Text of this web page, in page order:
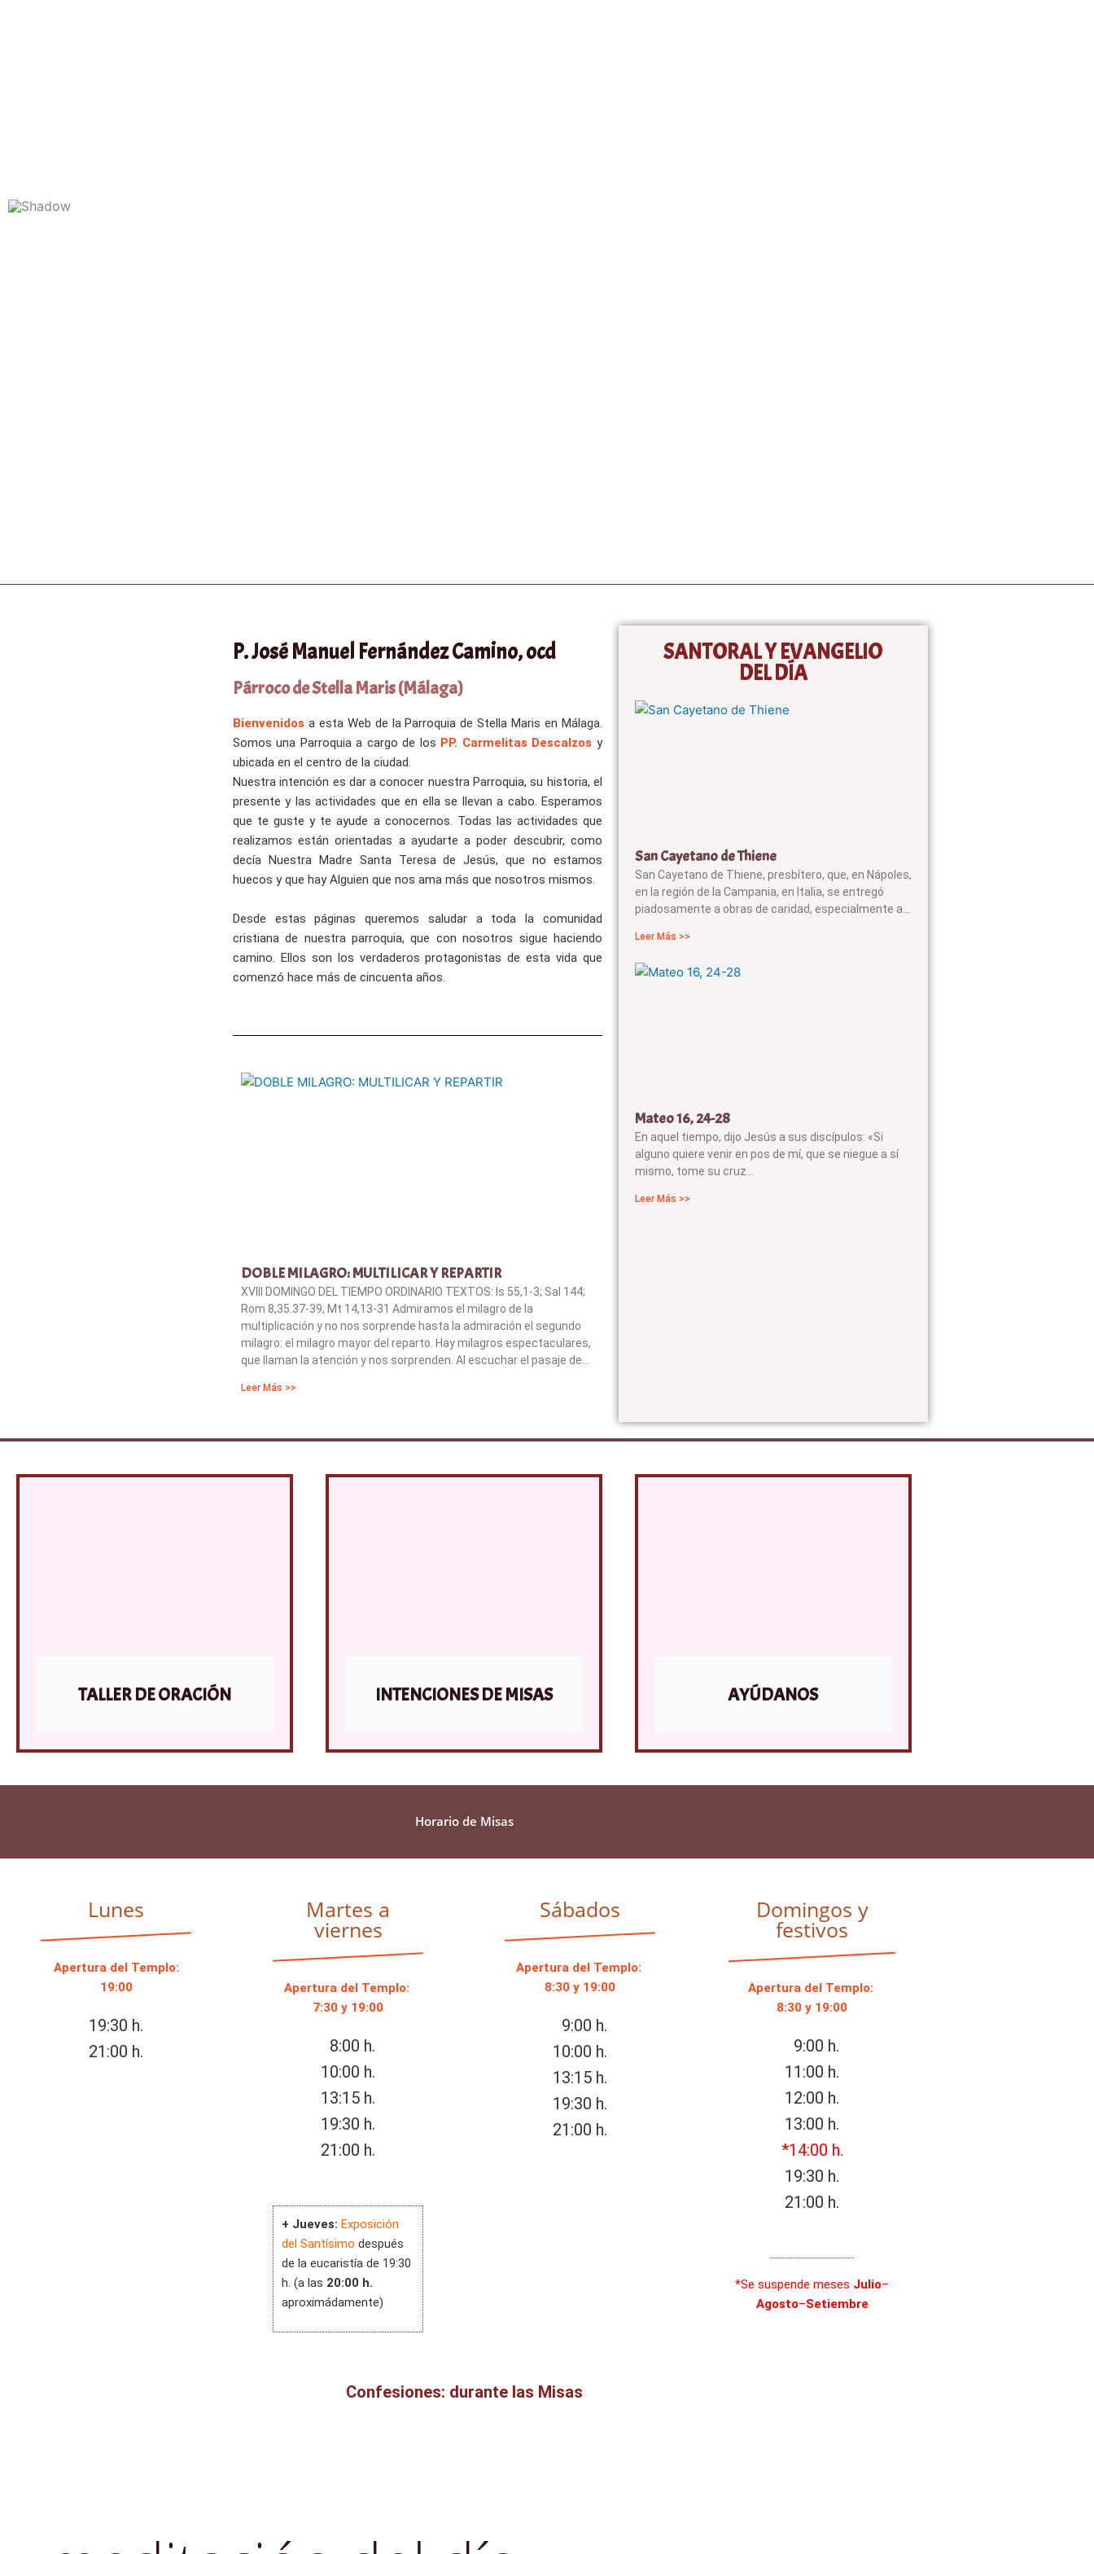
P. José Manuel Fernández Camino, ocd
Párroco de Stella Maris (Málaga)
Bienvenidos a esta Web de la Parroquia de Stella Maris en Málaga.
Somos una Parroquia a cargo de los PP. Carmelitas Descalzos y
ubicada en el centro de la ciudad.
Nuestra intención es dar a conocer nuestra Parroquia, su historia, el
presente y las actividades que en ella se llevan a cabo. Esperamos
que te guste y te ayude a conocernos. Todas las actividades que
realizamos están orientadas a ayudarte a poder descubrir, como
decía Nuestra Madre Santa Teresa de Jesús, que no estamos
huecos y que hay Alguien que nos ama más que nosotros mismos.
Desde estas páginas queremos saludar a toda la comunidad
cristiana de nuestra parroquia, que con nosotros sigue haciendo
camino. Ellos son los verdaderos protagonistas de esta vida que
comenzó hace más de cincuenta años.
DOBLE MILAGRO: MULTILICAR Y REPARTIR
XVIII DOMINGO DEL TIEMPO ORDINARIO TEXTOS: Is 55,1-3; Sal 144;
Rom 8,35.37-39; Mt 14,13-31 Admiramos el milagro de la
multiplicación y no nos sorprende hasta la admiración el segundo
milagro: el milagro mayor del reparto. Hay milagros espectaculares,
que llaman la atención y nos sorprenden. Al escuchar el pasaje de
Leer Más >>
SANTORAL Y EVANGELIO
DEL DÍA
San Cayetano de Thiene
San Cayetano de Thiene, presbítero, que, en Nápoles,
en la región de la Campania, en Italia, se entregó
piadosamente a obras de caridad, especialmente a
Leer Más >>
Mateo 16, 24-28
En aquel tiempo, dijo Jesús a sus discípulos: «Si
alguno quiere venir en pos de mí, que se niegue a sí
mismo, tome su cruz
Leer Más >>
TALLER DE ORACIÓN INTENCIONES DE MISAS AYÚDANOS
Horario de Misas
Lunes
Apertura del Templo:
19:00
19:30 h.
21:00 h.
Martes a
viernes
Apertura del Templo:
7:30 y 19:00
8:00 h.
10:00 h.
13:15 h.
19:30 h.
21:00 h.
+ Jueves: Exposición
del Santísimo después
de la eucaristía de 19:30
h. (a las 20:00 h.
aproximádamente)
Sábados
Apertura del Templo:
8:30 y 19:00
9:00 h.
10:00 h.
13:15 h.
19:30 h.
21:00 h.
Domingos y
festivos
Apertura del Templo:
8:30 y 19:00
9:00 h.
11:00 h.
12:00 h.
13:00 h.
*14:00 h.
19:30 h.
21:00 h.
*Se suspende meses Julio–
Agosto–Setiembre
Confesiones: durante las Misas